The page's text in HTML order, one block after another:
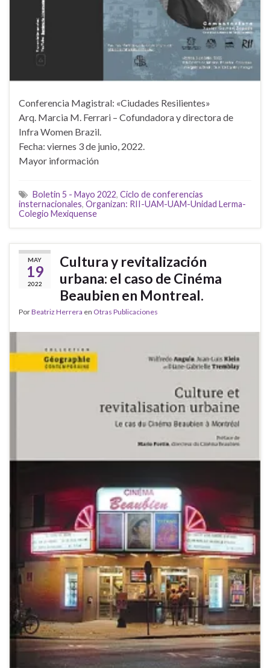
Conferencia Magistral: «Ciudades Resilientes»
Arq. Marcia M. Ferrari – Cofundadora y directora de
Infra Women Brazil.
Fecha: viernes 3 de junio, 2022.
Mayor información
Boletin 5 - Mayo 2022, Ciclo de conferencias
insternacionales, Organizan: RII-UAM-UAM-Unidad Lerma-
Colegio Mexiquense
MAY
19
2022
Cultura y revitalización
urbana: el caso de Cinéma
Beaubien en Montreal.
PorBeatriz Herrera en Otras Publicaciones